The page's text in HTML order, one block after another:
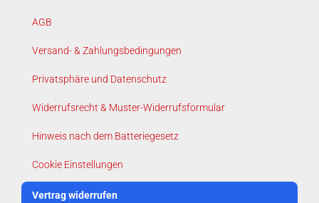
AGB
Versand- & Zahlungsbedingungen
Privatsphäre und Datenschutz
Widerrufsrecht & Muster-Widerrufsformular
Hinweis nach dem Batteriegesetz
Cookie Einstellungen
Vertrag widerrufen